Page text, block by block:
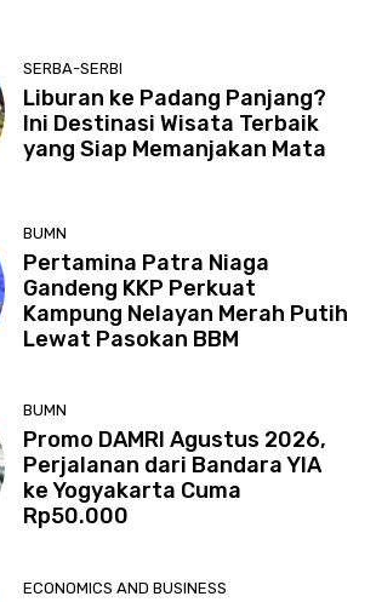
SERBA-SERBI
Liburan ke Padang Panjang?
Ini Destinasi Wisata Terbaik
yang Siap Memanjakan Mata
BUMN
Pertamina Patra Niaga
Gandeng KKP Perkuat
Kampung Nelayan Merah Putih
Lewat Pasokan BBM
BUMN
Promo DAMRI Agustus 2026,
Perjalanan dari Bandara YIA
ke Yogyakarta Cuma
Rp50.000
ECONOMICS AND BUSINESS